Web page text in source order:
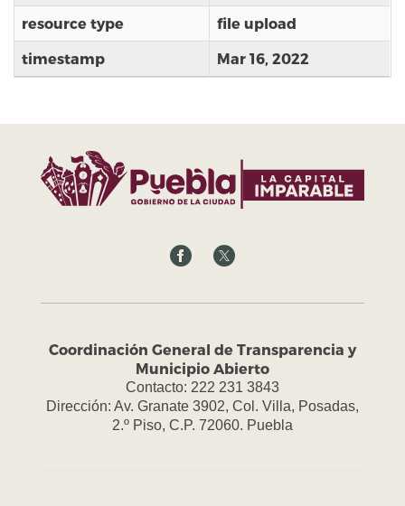
resource type file upload
timestamp Mar 16, 2022
Coordinación General de Transparencia y
Municipio Abierto
Contacto: 222 231 3843
Dirección: Av. Granate 3902, Col. Villa, Posadas,
2.º Piso, C.P. 72060. Puebla